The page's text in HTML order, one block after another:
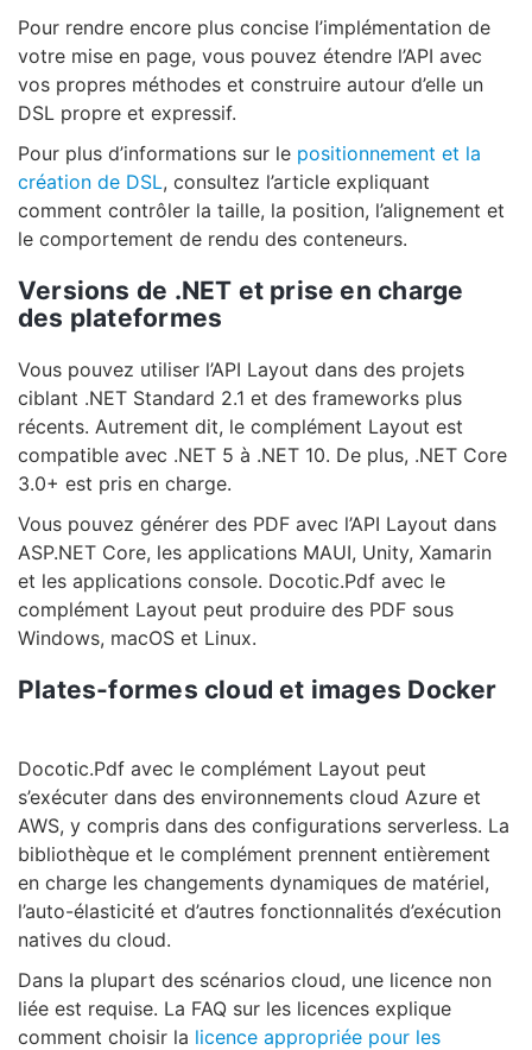
Pour rendre encore plus concise l’implémentation de
votre mise en page, vous pouvez étendre l’API avec
vos propres méthodes et construire autour d’elle un
DSL propre et expressif.
Pour plus d’informations sur le positionnement et la
création de DSL, consultez l’article expliquant
comment contrôler la taille, la position, l’alignement et
le comportement de rendu des conteneurs.
Versions de .NET et prise en charge
des plateformes
Vous pouvez utiliser l’API Layout dans des projets
ciblant .NET Standard 2.1 et des frameworks plus
récents. Autrement dit, le complément Layout est
compatible avec .NET 5 à .NET 10. De plus, .NET Core
3.0+ est pris en charge.
Vous pouvez générer des PDF avec l’API Layout dans
ASP.NET Core, les applications MAUI, Unity, Xamarin
et les applications console. Docotic.Pdf avec le
complément Layout peut produire des PDF sous
Windows, macOS et Linux.
Plates-formes cloud et images Docker
Docotic.Pdf avec le complément Layout peut
s’exécuter dans des environnements cloud Azure et
AWS, y compris dans des configurations serverless. La
bibliothèque et le complément prennent entièrement
en charge les changements dynamiques de matériel,
l’auto-élasticité et d’autres fonctionnalités d’exécution
natives du cloud.
Dans la plupart des scénarios cloud, une licence non
liée est requise. La FAQ sur les licences explique
comment choisir la licence appropriée pour les